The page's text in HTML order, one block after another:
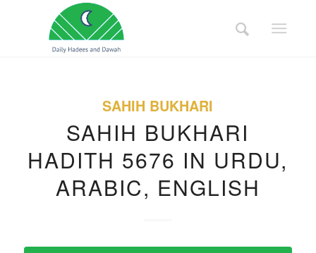
SAHIH BUKHARI
SAHIH BUKHARI
HADITH 5676 IN URDU,
ARABIC, ENGLISH